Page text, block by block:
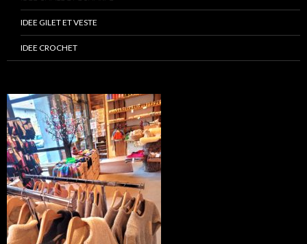
IDEE GILET ET VESTE
IDEE CROCHET